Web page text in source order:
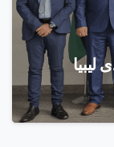
ليبيا